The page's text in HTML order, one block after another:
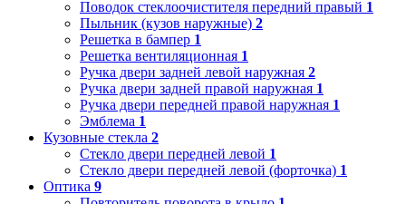
Поводок стеклоочистителя передний правый 1
Пыльник (кузов наружные) 2
Решетка в бампер 1
Решетка вентиляционная 1
Ручка двери задней левой наружная 2
Ручка двери задней правой наружная 1
Ручка двери передней правой наружная 1
Эмблема 1
Кузовные стекла 2
Стекло двери передней левой 1
Стекло двери передней левой (форточка) 1
Оптика 9